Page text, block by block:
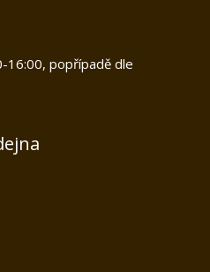
16:00, popřípadě dle